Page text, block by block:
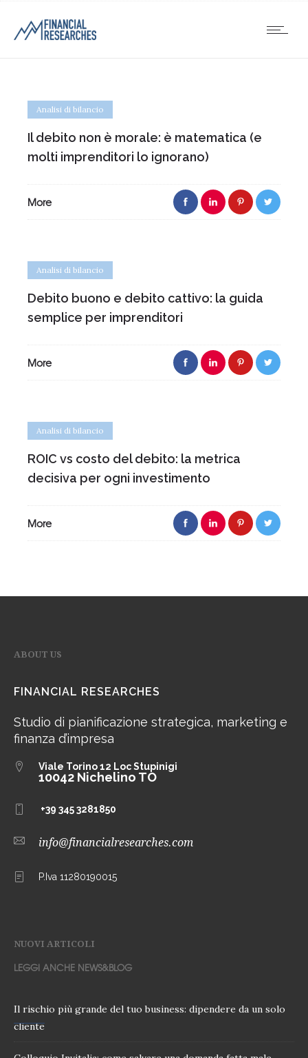
Analisi di bilancio
Il debito non è morale: è matematica (e
molti imprenditori lo ignorano)
More
Analisi di bilancio
Debito buono e debito cattivo: la guida
semplice per imprenditori
More
Analisi di bilancio
ROIC vs costo del debito: la metrica
decisiva per ogni investimento
More
ABOUT US
FINANCIAL RESEARCHES
Studio di pianificazione strategica, marketing e
finanza d’impresa
Viale Torino 12 Loc Stupinigi
10042 Nichelino TO
+39 345 3281850
info@financialresearches.com
P.Iva 11280190015
NUOVI ARTICOLI
LEGGI ANCHE NEWS&BLOG
Il rischio più grande del tuo business: dipendere da un solo
cliente